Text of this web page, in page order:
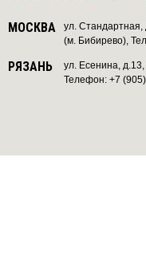
МОСКВА
ул. Стандартная,
(м. Бибирево),
РЯЗАНЬ
ул. Есенина, д.13,
Телефон: +7